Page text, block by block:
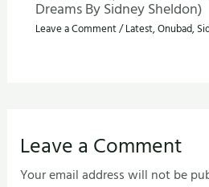
Dreams By Sidney Sheldon)
Leave a Comment/Latest,Onubad,
Leave a Comment
Your email address will not be